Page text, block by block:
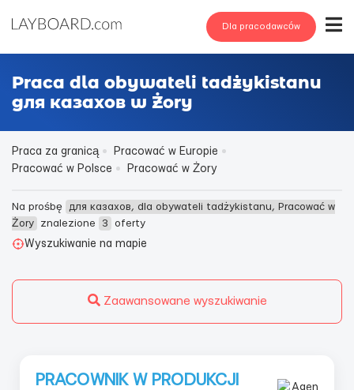
Dla pracodawców
Praca dla obywateli tadżykistanu
для казахов w Żory
Praca za granicą
Pracować w Europie
Pracować w Polsce
Pracować w Żory
Na prośbę для казахов, dla obywateli tadżykistanu, Pracować w
Żory
znalezione 3
oferty
Wyszukiwanie na mapie
Zaawansowane wyszukiwanie
PRACOWNIK W PRODUKCJI